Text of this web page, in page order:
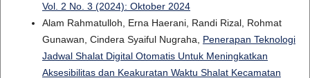
Vol. 2 No. 3 (2024): Oktober 2024
Alam Rahmatulloh, Erna Haerani, Randi Rizal, Rohmat
Gunawan, Cindera Syaiful Nugraha, Penerapan Teknologi
Jadwal Shalat Digital Otomatis Untuk Meningkatkan
Aksesibilitas dan Keakuratan Waktu Shalat Kecamatan